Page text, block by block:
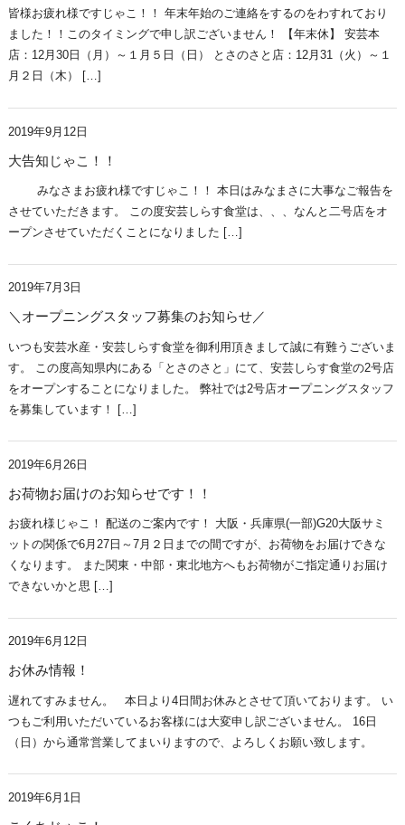
皆様お疲れ様ですじゃこ！！ 年末年始のご連絡をするのをわすれており
ました！！このタイミングで申し訳ございません！ 【年末休】 安芸本
店：12月30日（月）～１月５日（日） とさのさと店：12月31（火）～１
月２日（木） […]
2019年9月12日
大告知じゃこ！！
みなさまお疲れ様ですじゃこ！！ 本日はみなまさに大事なご報告を
させていただきます。 この度安芸しらす食堂は、、、なんと二号店をオ
ープンさせていただくことになりました […]
2019年7月3日
＼オープニングスタッフ募集のお知らせ／
いつも安芸水産・安芸しらす食堂を御利用頂きまして誠に有難うございま
す。 この度高知県内にある「とさのさと」にて、安芸しらす食堂の2号店
をオープンすることになりました。 弊社では2号店オープニングスタッフ
を募集しています！ […]
2019年6月26日
お荷物お届けのお知らせです！！
お疲れ様じゃこ！ 配送のご案内です！ 大阪・兵庫県(一部)G20大阪サミ
ットの関係で6月27日～7月２日までの間ですが、お荷物をお届けできな
くなります。 また関東・中部・東北地方へもお荷物がご指定通りお届け
できないかと思 […]
2019年6月12日
お休み情報！
遅れてすみません。 本日より4日間お休みとさせて頂いております。 い
つもご利用いただいているお客様には大変申し訳ございません。 16日
（日）から通常営業してまいりますので、よろしくお願い致します。
2019年6月1日